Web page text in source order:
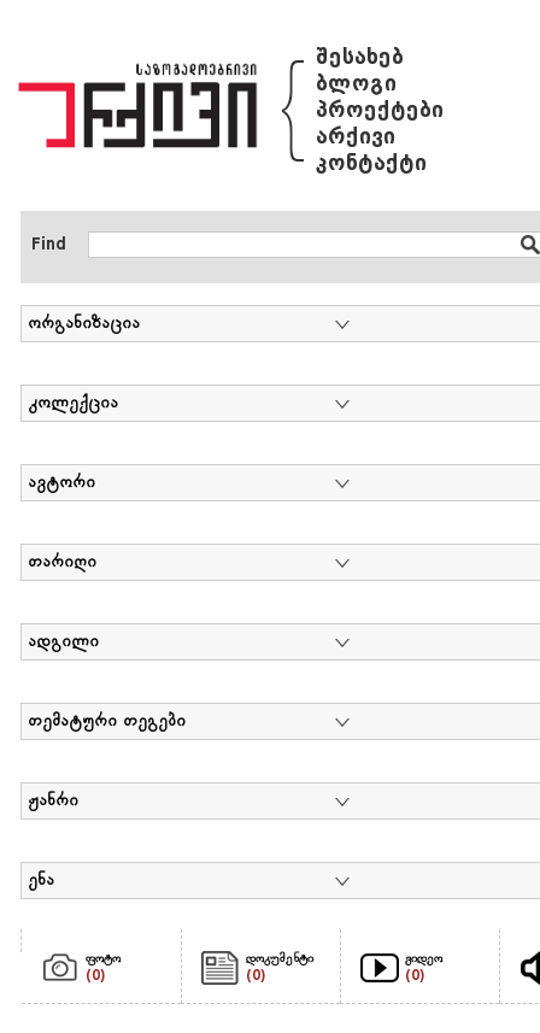
{ შესახებ
ბლოგი
პროექტები
არქივი
კონტაქტი
Find
ორგანიზაცია
კოლექცია
ავტორი
თარიღი
ადგილი
თემატური თეგები
ჟანრი
ენა
ფოტო
(0)
დოკუმენტი
(0)
ვიდეო
(0)